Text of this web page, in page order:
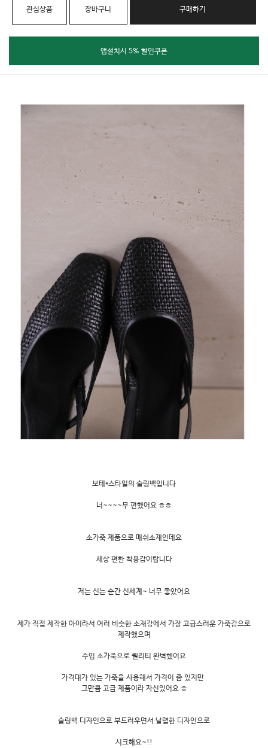
관심상품 장바구니 구매하기
보테*스타일의 슬링백입니다
너~~~~무 편했어요 ㅎㅎ
소가죽 제품으로 매쉬소재인데요
세상 편한 착용감이랍니다
저는 신는 순간 신세계~ 너무 좋았어요
제가 직접 제작한 아이라서 여러 비슷한 소재감에서 가장 고급스러운 가죽감으로
제작했으며
수입 소가죽으로 퀄리티 완벽했어요
가격대가 있는 가죽을 사용해서 가격이 좀 있지만
그만큼 고급 제품이라 자신있어요 ㅎ
슬링백 디자인으로 부드러우면서 날렵한 디자인으로
시크해요~!!